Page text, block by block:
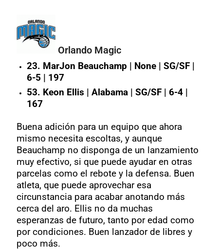
Orlando Magic
23. MarJon Beauchamp | None | SG/SF |
6-5 | 197
53. Keon Ellis | Alabama | SG/SF | 6-4 |
167
Buena adición para un equipo que ahora
mismo necesita escoltas, y aunque
Beauchamp no disponga de un lanzamiento
muy efectivo, si que puede ayudar en otras
parcelas como el rebote y la defensa. Buen
atleta, que puede aprovechar esa
circunstancia para acabar anotando más
cerca del aro. Ellis no da muchas
esperanzas de futuro, tanto por edad como
por condiciones. Buen lanzador de libres y
poco más.